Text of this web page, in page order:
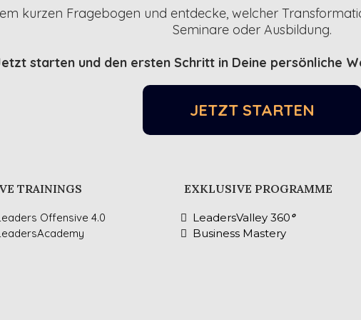
kurzen Fragebogen und entdecke, welcher
Seminare oder Ausbildung.
starten und den ersten Schritt in Deine persönliche
JETZT STARTEN
TRAININGS
Offensive 4.0
EXKLUSIVE PROGRAMME
LeadersValley 360°
Business Mastery